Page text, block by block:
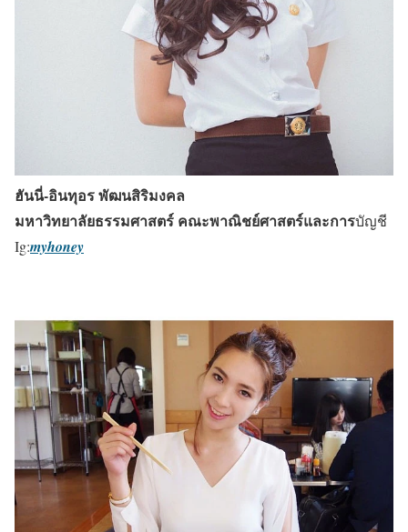
ฮันนี่-อินทุอร พัฒนสิริมงคล
มหาวิทยาลัยธรรมศาสตร์ คณะพาณิชย์ศาสตร์และการบัญชี
Ig:myhoney